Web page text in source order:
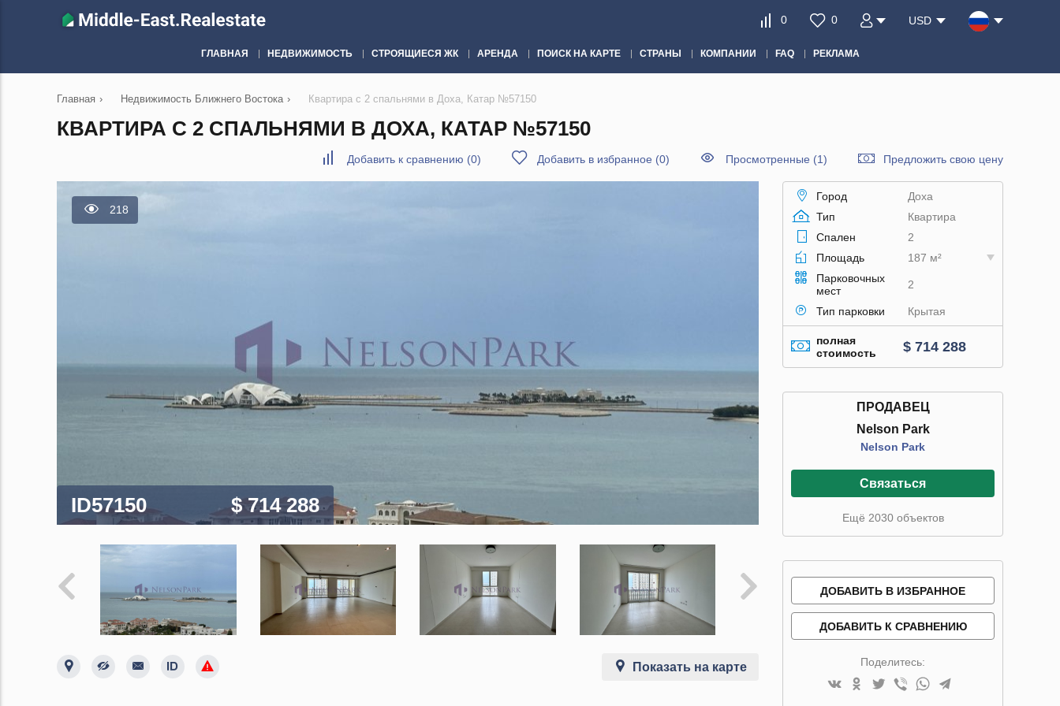
0 0 USD
ГЛАВНАЯ НЕДВИЖИМОСТЬ СТРОЯЩИЕСЯ ЖК АРЕНДА ПОИСК НА КАРТЕ СТРАНЫ КОМПАНИИ FAQ РЕКЛАМА
Главная › Недвижимость Ближнего Востока › Квартира с 2 спальнями в Доха, Катар №57150
КВАРТИРА С 2 СПАЛЬНЯМИ В ДОХА, КАТАР №57150
Добавить к сравнению (0) Добавить в избранное (0) Просмотренные (1) Предложить свою цену
218
ID57150 $ 714 288
Показать на карте
Город
Доха
Тип
Квартира
Спален
2
Площадь
187 м²
Парковочных
мест
2
Тип парковки Крытая
полная
стоимость
$ 714 288
ПРОДАВЕЦ
Nelson Park
Nelson Park
Связаться
Ещё 2030 объектов
ДОБАВИТЬ В ИЗБРАННОЕ
ДОБАВИТЬ К СРАВНЕНИЮ
Поделитесь: